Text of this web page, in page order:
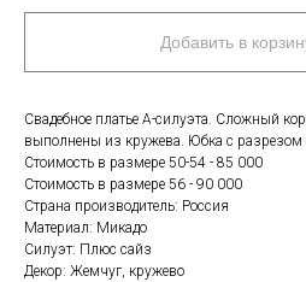
Добавить в
Свадебное платье А-силуэта. Сложный
выполнены из кружева. Юбка с
Стоимость в размере 50-54 - 85 000
Стоимость в размере 56 - 90 000
Страна производитель: Россия
Материал: Микадо
Силуэт: Плюс сайз
Декор: Жемчуг, кружево